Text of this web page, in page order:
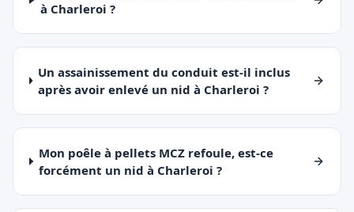
à Charleroi ?
Un assainissement du conduit est-il inclus
après avoir enlevé un nid à Charleroi ?
Mon poêle à pellets MCZ refoule, est-ce
forcément un nid à Charleroi ?